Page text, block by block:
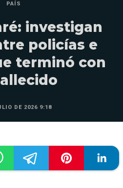
PAÍS
investigan
policías e
terminó con
DE 2026 9:18